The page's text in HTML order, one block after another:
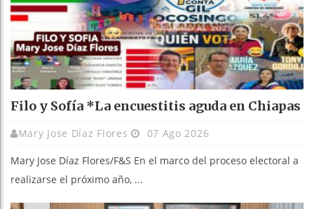
Filo y Sofía *La encuestitis aguda en Chiapas
Mary Jose Díaz Flores 07 Ago 2026
Mary Jose Díaz Flores/F&S En el marco del proceso electoral a
realizarse el próximo año, ...